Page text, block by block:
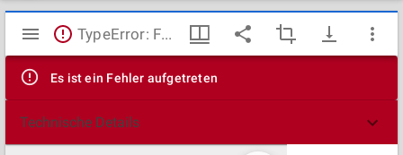
Mirador
Viewer
TypeError: Failed to fetch
Es ist ein Fehler aufgetreten
Technische Details